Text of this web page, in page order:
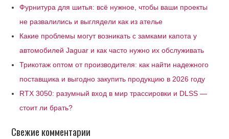
Фурнитура для шитья: всё нужное, чтобы ваши проекты
не развалились и выглядели как из ателье
Какие проблемы могут возникать с замками капота у
автомобилей Jaguar и как часто нужно их обслуживать
Трикотаж оптом от производителя: как найти надежного
поставщика и выгодно закупить продукцию в 2026 году
RTX 3050: разумный вход в мир трассировки и DLSS —
стоит ли брать?
Свежие комментарии